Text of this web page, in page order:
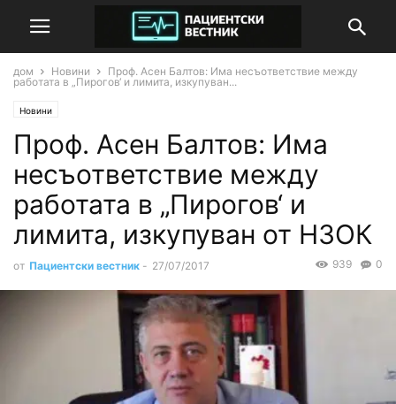
дом Новини
Проф. Асен Балтов: Има несъответствие между
работата в „Пирогов‘ и лимита, изкупуван...
Новини
Проф. Асен Балтов: Има
несъответствие между
работата в „Пирогов‘ и
лимита, изкупуван от НЗОК
от Пациентски вестник - 27/07/2017 0
939